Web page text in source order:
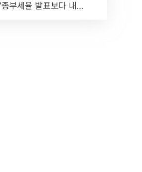
부세율 발표보다 내릴